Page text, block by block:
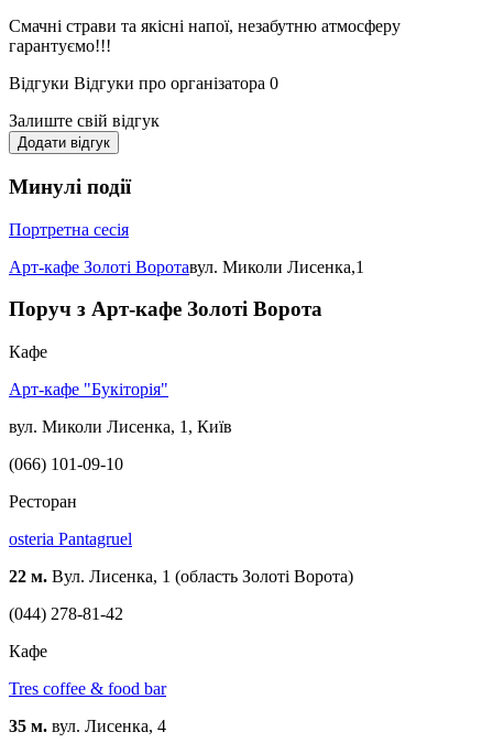
Смачні страви та якісні напої, незабутню атмосферу
гарантуємо!!!
Відгуки Відгуки про організатора 0
Залиште свій відгук
Додати відгук
Минулі події
Портретна сесія
Арт-кафе Золоті Воротавул. Миколи Лисенка,1
Поруч з Арт-кафе Золоті Ворота
Кафе
Арт-кафе "Букіторія"
вул. Миколи Лисенка, 1, Київ
(066) 101-09-10
Ресторан
osteria Pantagruel
22 м. Вул. Лисенка, 1 (область Золоті Ворота)
(044) 278-81-42
Кафе
Tres coffee & food bar
35 м. вул. Лисенка, 4